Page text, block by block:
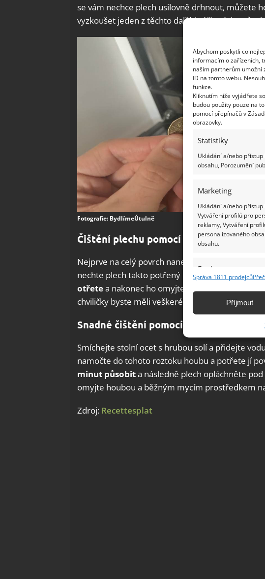
Abychom poskytli co
informacím o zařízeních,
našim partnerům umožní
ID na tomto webu.
funkce.
Kliknutím níže vyjádřete
budou použity pouze na
pomocí přepínačů v
obrazovky.
Statistiky
Ukládání a/nebo
obsahu, Porozumění
Marketing
Ukládání a/nebo
Vytváření profilů pro
reklamy, Vytváření
personalizovaného
obsahu.
Funkce
Identifikace zařízení na
základě aktivně
Zajištění
odstraňování chyb,
Ukládání a
Správa 1811 prodejců
Příjmout
se vám nechce plech usilovně drhnout, můžete
vyzkoušet jeden z těchto dalších účinných
Fotografie: BydlímeÚtulně
Čištění plechu pomocí kečupu
Nejprve na celý povrch naneste vrstvu kečupu a
nechte plech takto potřený i přes noc.
otřetea nakonec ho omyjte houbou a běžným
chviličky byste měli veškeré nečistoty z povrchu
Snadné čištění pomocí octu a soli
Smíchejte stolní ocet s hrubou solí a přidejte
namočte do tohoto roztoku houbu a potřete jí
minut působita následně plech opláchněte
omyjte houbou a běžným mycím prostředkem
Zdroj: Recettesplat